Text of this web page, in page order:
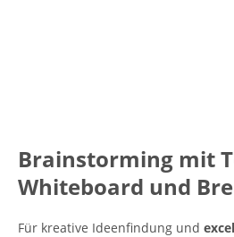
Brainstorming mit
Whiteboard und
Für kreative Ideenfindung und